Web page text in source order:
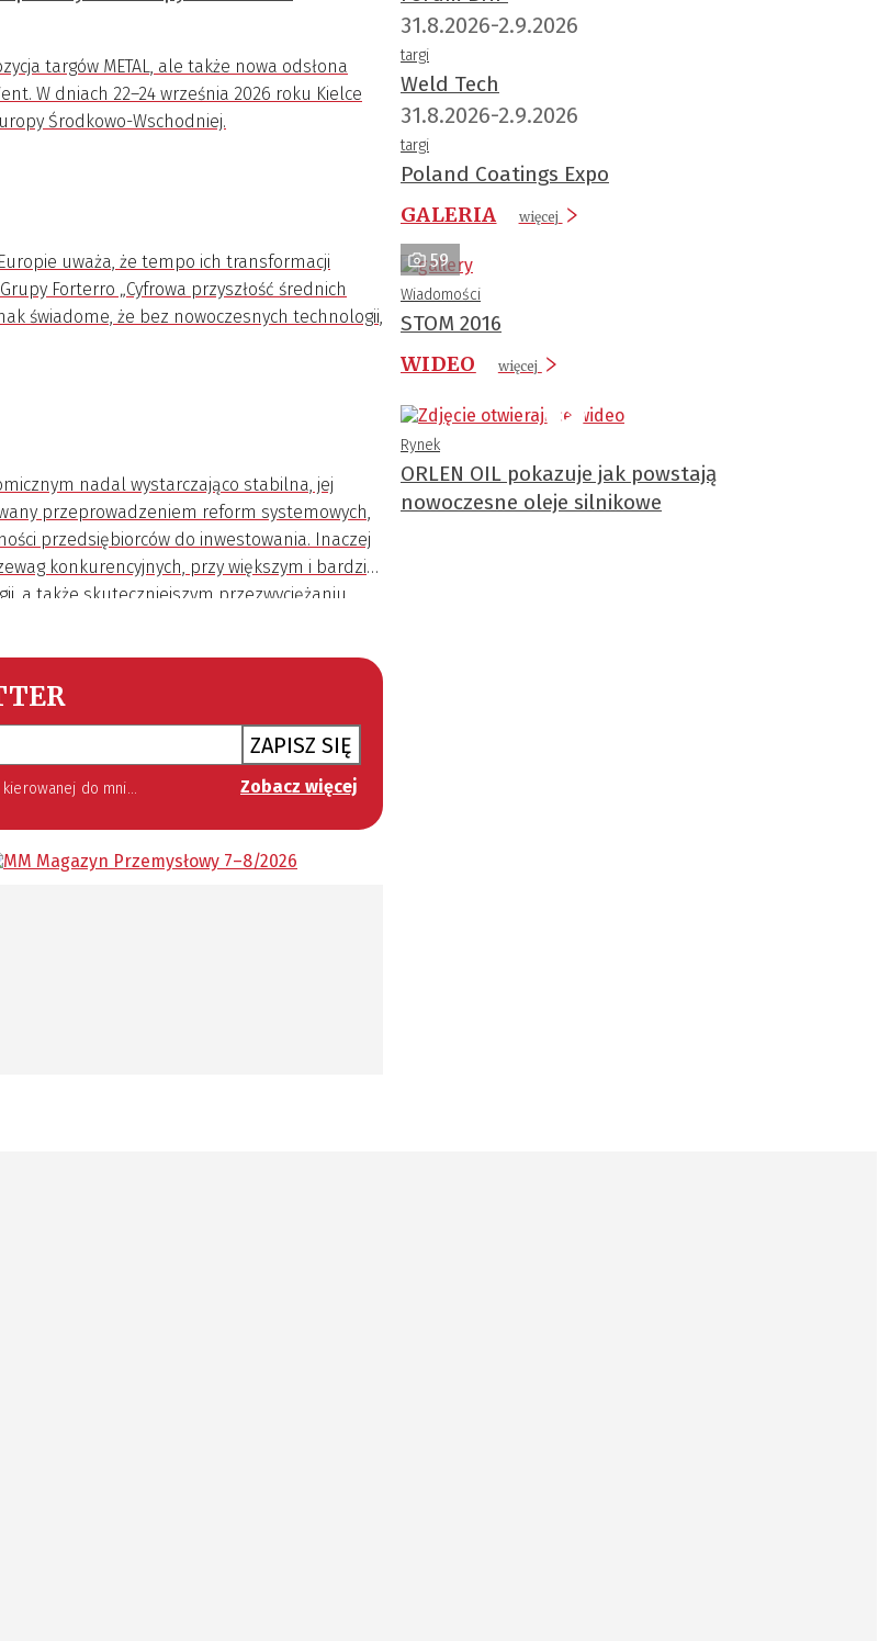
targów METAL, ale także nowa odsłona
W dniach 22–24 września 2026 roku Kielce
Środkowo-Wschodniej.
uważa, że tempo ich transformacji
Forterro „Cyfrowa przyszłość średnich
świadome, że bez nowoczesnych technologii,
nadal wystarczająco stabilna, jej
przeprowadzeniem reform systemowych,
przedsiębiorców do inwestowania. Inaczej
konkurencyjnych, przy większym i bardziej
a także skuteczniejszym przezwyciężaniu
ZAPISZ SIĘ
Zgoda jest dobrowolna, jednak jej wyrażenie jest konieczne, aby otrzymywać newsletter. Zobacz więcej
31.8.2026-2.9.2026
targi
Weld Tech
31.8.2026-2.9.2026
targi
Poland Coatings Expo
GALERIA
więcej
59
Wiadomości
STOM 2016
WIDEO
więcej
Rynek
ORLEN OIL pokazuje jak powstają
nowoczesne oleje silnikowe